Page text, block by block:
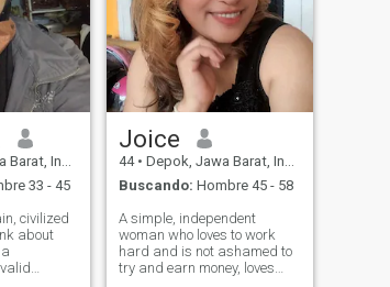
Indonesia
33 - 45
civilized
about
Joice
44 • Depok, Jawa Barat, Indonesia
Buscando: Hombre 45 - 58
A simple, independent
woman who loves to work
hard and is not ashamed to
try and earn money, loves